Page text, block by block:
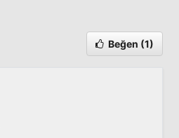
Beğen (1)